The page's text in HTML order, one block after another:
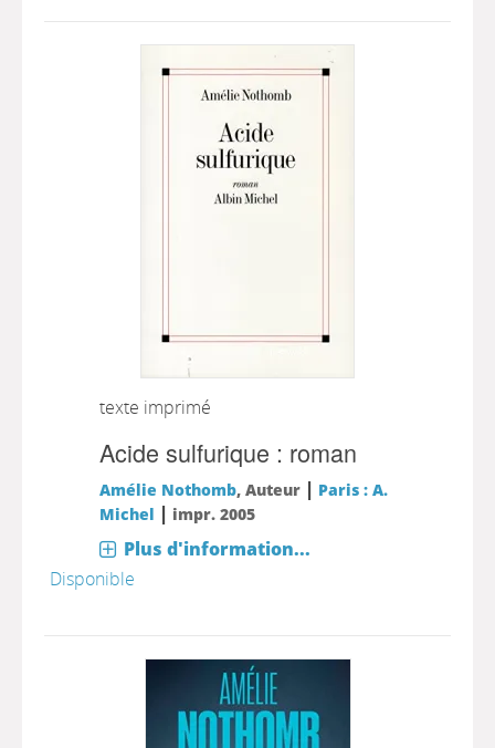
texte imprimé
Acide sulfurique : roman
Amélie Nothomb, Auteur | Paris : A.
Michel | impr. 2005
Plus d'information...
Disponible